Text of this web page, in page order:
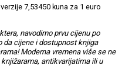
7,53450 kuna za 1 euro
navodimo prvu cijenu po
da cijene i dostupnost knjiga
Moderna vremena više se ne
antikvarijatima ili u